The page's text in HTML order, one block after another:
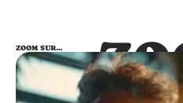
ZOOM SUR…